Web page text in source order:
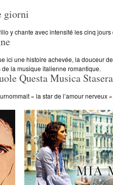
giorni
y chante avec intensité les cinq
une histoire achevée, la douceur
la musique italienne romantique.
Questa Musica Stasera
« la star de l’amour